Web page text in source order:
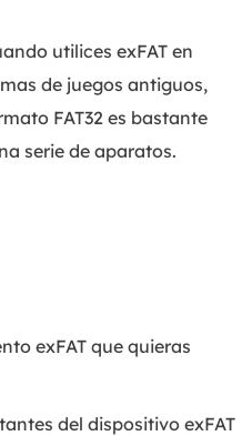
utilices exFAT en
de juegos antiguos,
FAT32 es bastante
serie de aparatos.
exFAT que quieras
del dispositivo exFAT